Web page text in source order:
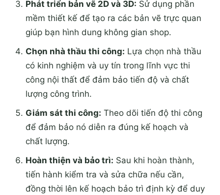
Phát triển bản vẽ 2D và 3D: Sử dụng phần
mềm thiết kế để tạo ra các bản vẽ trực quan
giúp bạn hình dung không gian shop.
Chọn nhà thầu thi công: Lựa chọn nhà thầu
có kinh nghiệm và uy tín trong lĩnh vực thi
công nội thất để đảm bảo tiến độ và chất
lượng công trình.
Giám sát thi công: Theo dõi tiến độ thi công
để đảm bảo nó diễn ra đúng kế hoạch và
chất lượng.
Hoàn thiện và bảo trì: Sau khi hoàn thành,
tiến hành kiểm tra và sửa chữa nếu cần,
đồng thời lên kế hoạch bảo trì định kỳ để duy